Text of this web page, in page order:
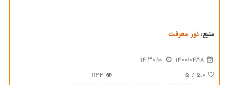
منبع:نور معرفت
1400/04/18
14:30:10
5.0
/
5
1124